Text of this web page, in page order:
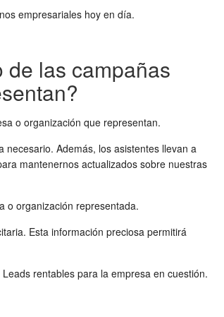
empresariales hoy en día.
las campañas
o organización que representan.
Además, los asistentes llevan a
mantenernos actualizados sobre nuestras
o organización representada.
Esta información preciosa permitirá
rentables para la empresa en cuestión.